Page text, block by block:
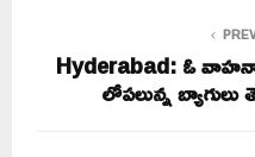
Hyderabad: ఓ
లోపలున్న బ్యాగులు